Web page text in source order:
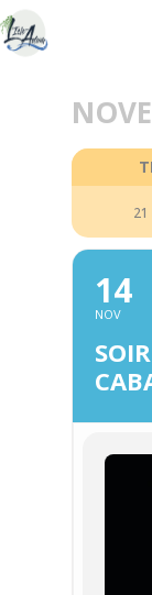
21
14
NOV